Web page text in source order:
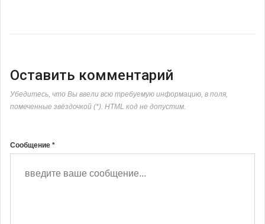
Оставить комментарий
Убедитесь, что Вы ввели всю требуемую информацию, в поля,
помеченные звёздочкой (*). HTML код не допустим.
Сообщение *